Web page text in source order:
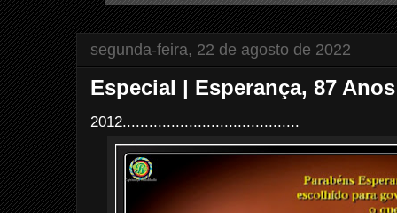
segunda-feira, 22 de agosto de 2022
Especial | Esperança, 87
2012........................................